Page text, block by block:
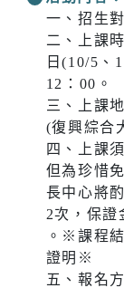
一、招生
二、上課
日(10/5、
12：00。
三、上課
(復興綜合
四、上課
但為珍惜
長中心將
2次，保證
。※課程
證明※
五、報名